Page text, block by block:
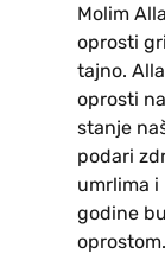
Molim
oprosti
tajno.
oprosti
stanje
podari
umrlima
godine
oprostom.